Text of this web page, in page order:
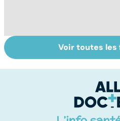
Le tramadol, un
médicament à
Voir toutes les